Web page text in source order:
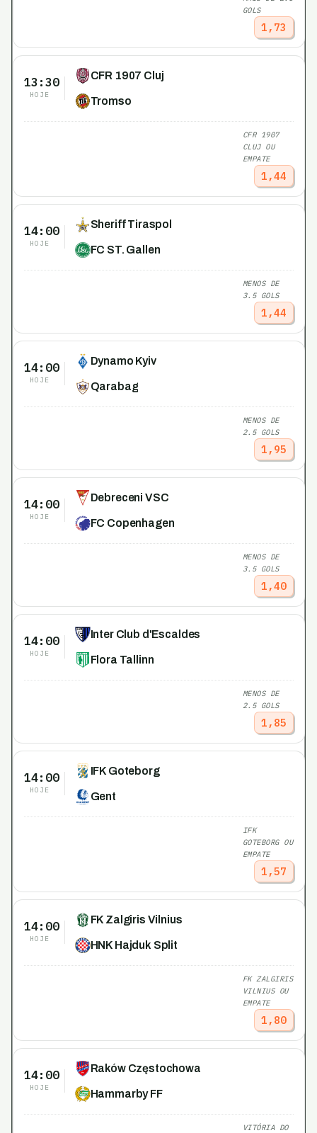
GOLS
1,73
13:30
HOJE
CFR 1907 Cluj
Tromso
CFR 1907
CLUJ OU
EMPATE
1,44
14:00
HOJE
Sheriff Tiraspol
FC ST. Gallen
MENOS DE
3.5 GOLS
1,44
14:00
HOJE
Dynamo Kyiv
Qarabag
MENOS DE
2.5 GOLS
1,95
14:00
HOJE
Debreceni VSC
FC Copenhagen
MENOS DE
3.5 GOLS
1,40
14:00
HOJE
Inter Club d'Escaldes
Flora Tallinn
MENOS DE
2.5 GOLS
1,85
14:00
HOJE
IFK Goteborg
Gent
IFK
GOTEBORG OU
EMPATE
1,57
14:00
HOJE
FK Zalgiris Vilnius
HNK Hajduk Split
FK ZALGIRIS
VILNIUS OU
EMPATE
1,80
14:00
HOJE
Raków Częstochowa
Hammarby FF
VITÓRIA DO